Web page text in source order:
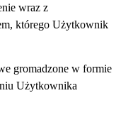
wraz z
którego Użytkownik
gromadzone w formie
Użytkownika